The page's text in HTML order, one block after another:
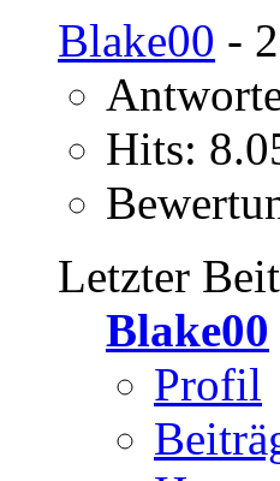
Blake00 -
Hits:
Letzter
Blake00
Profil